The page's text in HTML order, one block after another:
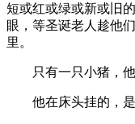
短或红或绿或新或旧
眼，等圣诞老人趁他
里。
只有一只小猪，他
他在床头挂的，是